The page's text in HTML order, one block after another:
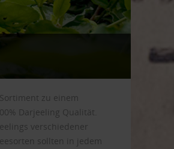
zu einem
Darjeeling Qualität.
verschiedener
sollten in jedem